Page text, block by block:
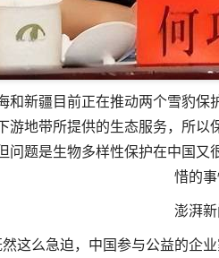
和新疆目前正在推动两个雪豹
游地带所提供的生态服务，所
问题是生物多样性保护在中国
惜的事
澎湃新
然这么急迫，中国参与公益的企